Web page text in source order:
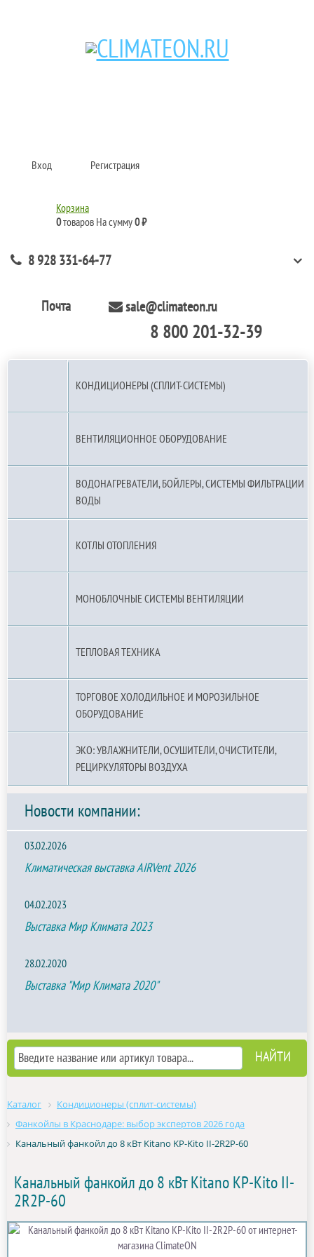
Кондиционеры и сплит-системы, газовые котлы, тепловые завесы, водяные
Вход Регистрация
Корзина
0товаров На сумму0 ₽
8 928 331-64-77
Почта sale@climateon.ru
8 800 201-32-39
КОНДИЦИОНЕРЫ (СПЛИТ-СИСТЕМЫ)
ВЕНТИЛЯЦИОННОЕ ОБОРУДОВАНИЕ
ВОДОНАГРЕВАТЕЛИ, БОЙЛЕРЫ, СИСТЕМЫ ФИЛЬТРАЦИИ
ВОДЫ
КОТЛЫ ОТОПЛЕНИЯ
МОНОБЛОЧНЫЕ СИСТЕМЫ ВЕНТИЛЯЦИИ
ТЕПЛОВАЯ ТЕХНИКА
ТОРГОВОЕ ХОЛОДИЛЬНОЕ И МОРОЗИЛЬНОЕ
ОБОРУДОВАНИЕ
ЭКО: УВЛАЖНИТЕЛИ, ОСУШИТЕЛИ, ОЧИСТИТЕЛИ,
РЕЦИРКУЛЯТОРЫ ВОЗДУХА
Новости компании:
03.02.2026
Климатическая выставка AIRVent 2026
04.02.2023
Выставка Мир Климата 2023
28.02.2020
Выставка "Мир Климата 2020"
Каталог
Кондиционеры (сплит-системы)
Фанкойлы в Краснодаре: выбор экспертов 2026 года
Канальный фанкойл до 8 кВт Kitano KP-Kito II-2R2P-60
Канальный фанкойл до 8 кВт Kitano KP-Kito II-
2R2P-60